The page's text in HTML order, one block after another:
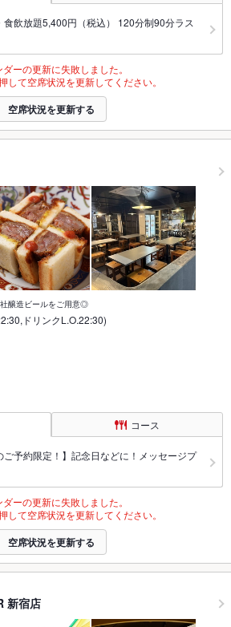
食飲放題5,400円（税込） 120分制90分ラス
ーの更新に失敗しました。
して空席状況を更新してください。
空席状況を更新する
醸造ビールをご用意◎
ドリンクL.O.22:30)
コース
ご予約限定！】記念日などに！メッセージプ
ーの更新に失敗しました。
して空席状況を更新してください。
空席状況を更新する
新宿店